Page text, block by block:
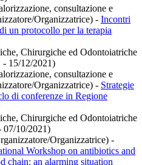
consultazione e
Organizzatrice) - Incontri
un protocollo per la terapia
Chirurgiche ed Odontoiatriche
- 15/12/2021)
consultazione e
Organizzatrice) - Strategie
di conferenze in Regione
Chirurgiche ed Odontoiatriche
07/10/2021)
Organizzatrice) -
Workshop on antibiotics and
chain: an alarming situation